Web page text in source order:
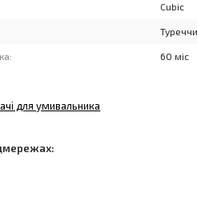
Cubic
60 міс
для умивальника